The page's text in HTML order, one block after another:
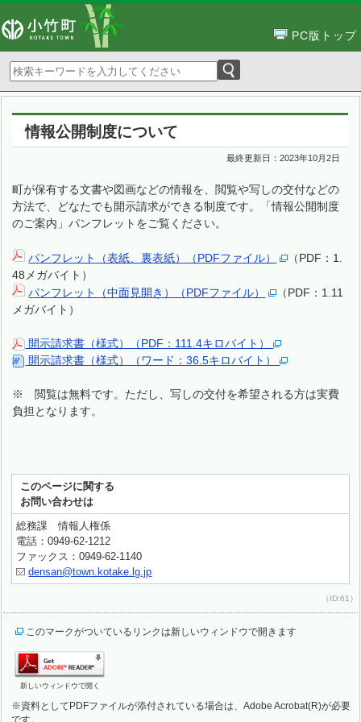
PC版トップ
情報公開制度について
最終更新日：2023年10月2日
町が保有する文書や図画などの情報を、閲覧や写しの交付などの
方法で、どなたでも開示請求ができる制度です。「情報公開制度
のご案内」パンフレットをご覧ください。
パンフレット（表紙、裏表紙）（PDFファイル）
（PDF：1.
48メガバイト）
パンフレット（中面見開き）（PDFファイル）
（PDF：1.11
メガバイト）
開示請求書（様式）（PDF：111.4キロバイト）
開示請求書（様式）（ワード：36.5キロバイト）
※ 閲覧は無料です。ただし、写しの交付を希望される方は実費
負担となります。
このページに関する
お問い合わせは
総務課 情報人権係
電話：0949-62-1212
ファックス：0949-62-1140
densan@town.kotake.lg.jp
（ID:61）
このマークがついているリンクは新しいウィンドウで開きます
新しいウィンドウで開く
※資料としてPDFファイルが添付されている場合は、Adobe Acrobat(R)が必要
です。